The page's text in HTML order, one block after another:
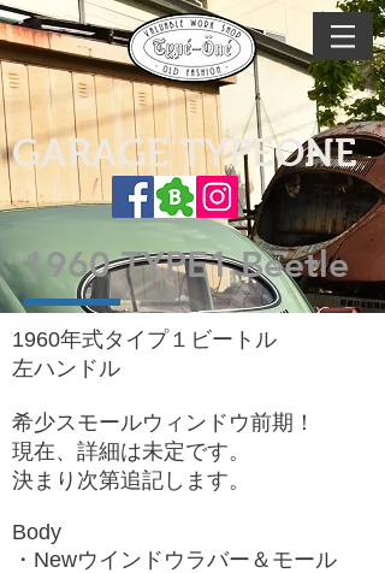
GARAGE TYPEONE
1960 TYPE1 Beetle
1960年式タイプ１ビートル
左ハンドル
希少スモールウィンドウ前期！
​現在、詳細は未定です。
​決まり次第追記します。
Body
・Newウインドウラバー＆モール